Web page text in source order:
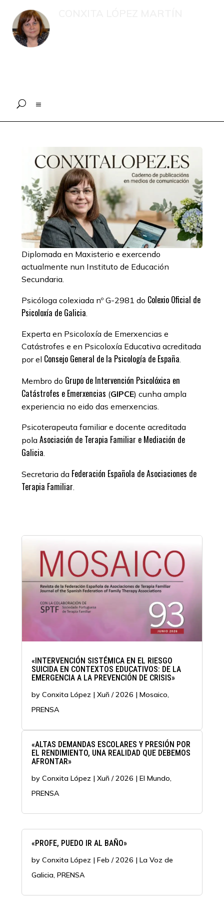
Diplomada en Maxisterio e exercendo
actualmente nun Instituto de Educación
Secundaria.
Psicóloga colexiada nº G-2981 do Colexio Oficial de
Psicoloxía de Galicia.
Experta en Psicoloxía de Emerxencias e
Catástrofes e en Psicoloxía Educativa acreditada
por el Consejo General de la Psicología de España.
Membro do Grupo de Intervención Psicolóxica en
Catástrofes e Emerxencias (GIPCE) cunha ampla
experiencia no eido das emerxencias.
Psicoterapeuta familiar e docente acreditada
pola Asociación de Terapia Familiar e Mediación de
Galicia
Secretaria da Federación Española de Asociaciones de
Terapia Familiar
«INTERVENCIÓN SISTÉMICA EN EL RIESGO
SUICIDA EN CONTEXTOS EDUCATIVOS: DE LA
EMERGENCIA A LA PREVENCIÓN DE CRISIS»
by Conxita López| Xuñ / 2026 | Mosaico,
PRENSA
«ALTAS DEMANDAS ESCOLARES Y PRESIÓN POR
EL RENDIMIENTO, UNA REALIDAD QUE DEBEMOS
AFRONTAR»
by Conxita López| Xuñ / 2026 | El Mundo,
PRENSA
«PROFE, PUEDO IR AL BAÑO»
by Conxita López| Feb / 2026 | La Voz de
Galicia, PRENSA